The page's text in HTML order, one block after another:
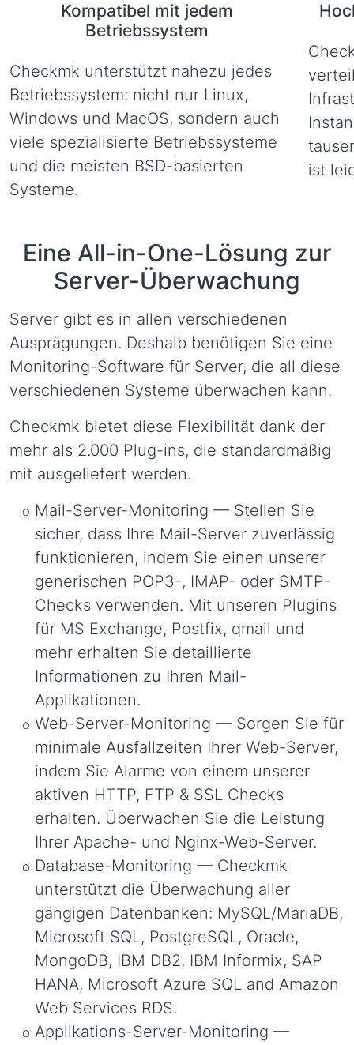
Kompatibel mit jedem
Betriebssystem
Checkmk unterstützt nahezu jedes
Betriebssystem: nicht nur Linux,
Windows und MacOS, sondern auch
viele spezialisierte Betriebssysteme
und die meisten BSD-basierten
Systeme.
ist
Eine All-in-One-Lösung zur
Server-Überwachung
Server gibt es in allen verschiedenen
Ausprägungen. Deshalb benötigen Sie eine
Monitoring-Software für Server, die all diese
verschiedenen Systeme überwachen kann.
Checkmk bietet diese Flexibilität dank der
mehr als 2.000 Plug-ins, die standardmäßig
mit ausgeliefert werden.
Mail-Server-Monitoring — Stellen Sie
sicher, dass Ihre Mail-Server zuverlässig
funktionieren, indem Sie einen unserer
generischen POP3-, IMAP- oder SMTP-
Checks verwenden. Mit unseren Plugins
für MS Exchange, Postfix, qmail und
mehr erhalten Sie detaillierte
Informationen zu Ihren Mail-
Applikationen.
Web-Server-Monitoring — Sorgen Sie für
minimale Ausfallzeiten Ihrer Web-Server,
indem Sie Alarme von einem unserer
aktiven HTTP, FTP & SSL Checks
erhalten. Überwachen Sie die Leistung
Ihrer Apache- und Nginx-Web-Server.
Database-Monitoring — Checkmk
unterstützt die Überwachung aller
gängigen Datenbanken: MySQL/MariaDB,
Microsoft SQL, PostgreSQL, Oracle,
MongoDB, IBM DB2, IBM Informix, SAP
HANA, Microsoft Azure SQL and Amazon
Web Services RDS.
Applikations-Server-Monitoring —